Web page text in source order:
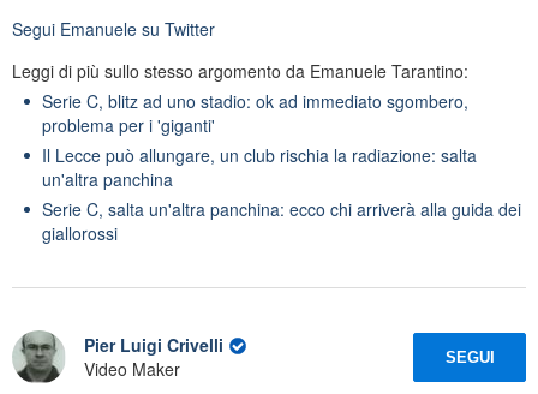
Segui Emanuele su Twitter
Leggi di più sullo stesso argomento da Emanuele Tarantino:
Serie C, blitz ad uno stadio: ok ad immediato sgombero,
problema per i 'giganti'
Il Lecce può allungare, un club rischia la radiazione: salta
un'altra panchina
Serie C, salta un'altra panchina: ecco chi arriverà alla guida dei
giallorossi
Pier Luigi Crivelli
Video Maker
SEGUI